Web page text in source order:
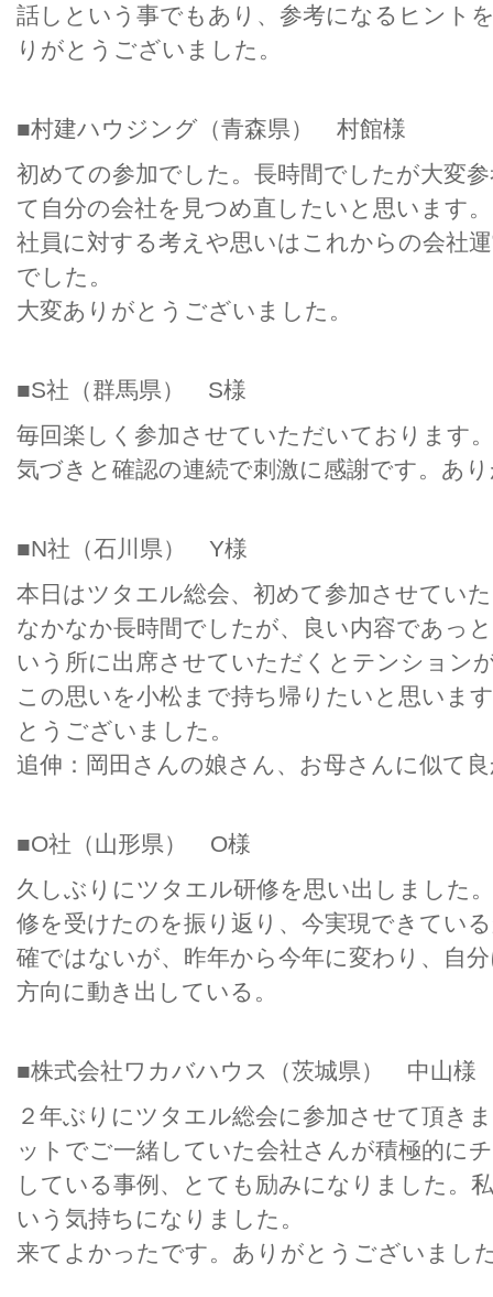
話しという事でもあり、参考になるヒント
りがとうございました。
■村建ハウジング（青森県） 村館様
初めての参加でした。長時間でしたが大変
て自分の会社を見つめ直したいと思います。
社員に対する考えや思いはこれからの会社
でした。
大変ありがとうございました。
■S社（群馬県） S様
毎回楽しく参加させていただいております。
気づきと確認の連続で刺激に感謝です。あ
■N社（石川県） Y様
本日はツタエル総会、初めて参加させてい
なかなか長時間でしたが、良い内容であっ
いう所に出席させていただくとテンション
この思いを小松まで持ち帰りたいと思いま
とうございました。
追伸：岡田さんの娘さん、お母さんに似て
■O社（山形県） O様
久しぶりにツタエル研修を思い出しました
修を受けたのを振り返り、今実現できてい
確ではないが、昨年から今年に変わり、自
方向に動き出している。
■株式会社ワカバハウス（茨城県） 中山様
２年ぶりにツタエル総会に参加させて頂き
ットでご一緒していた会社さんが積極的に
している事例、とても励みになりました。
いう気持ちになりました。
来てよかったです。ありがとうございまし